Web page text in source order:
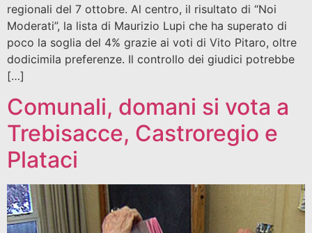
regionali del 7 ottobre. Al centro, il risultato di “Noi
Moderati”, la lista di Maurizio Lupi che ha superato di
poco la soglia del 4% grazie ai voti di Vito Pitaro, oltre
dodicimila preferenze. Il controllo dei giudici potrebbe
[…]
Comunali, domani si vota a
Trebisacce, Castroregio e
Plataci